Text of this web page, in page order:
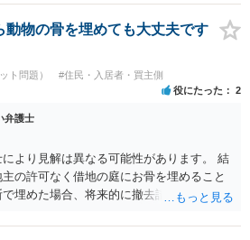
ではありません。 ただ、解除まで認めら
頼関係が破壊されたかどうかで判断されま
舗用に大きく改築する等までなさらない限
ないかもしれません。 しかしそれでも、
、将来の更新時に更新料の上乗せを要求
に使ったりする可能性は否定できませ
動物の骨を埋めても大丈夫です
ト問題） #住民・入居者・買主側
役にたった 2
弁護士
より見解は異なる可能性があります。 結
の許可なく借地の庭にお骨を埋めること
埋めた場合、将来的に撤去請求や退去時
める行為自体は墓地埋葬法違反や不法投